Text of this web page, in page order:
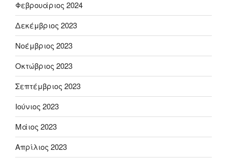
Φεβρουάριος 2024
Δεκέμβριος 2023
Νοέμβριος 2023
Οκτώβριος 2023
Σεπτέμβριος 2023
Ιούνιος 2023
Μάιος 2023
Απρίλιος 2023